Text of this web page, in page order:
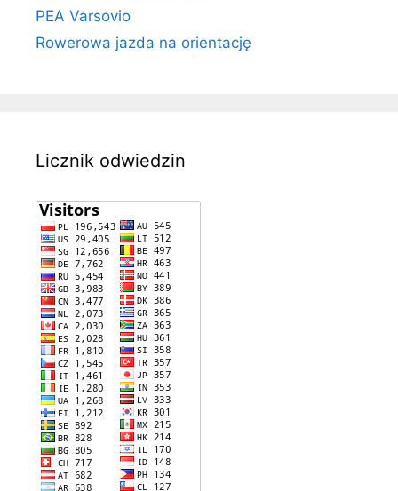
PEA Varsovio
Rowerowa jazda na orientację
Licznik odwiedzin